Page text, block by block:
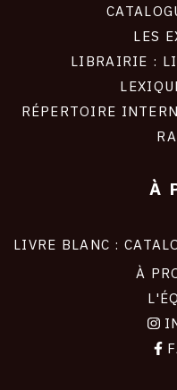
LES
LIBRAIRIE :
RÉPERTOIRE
À
LIVRE BLANC :
À